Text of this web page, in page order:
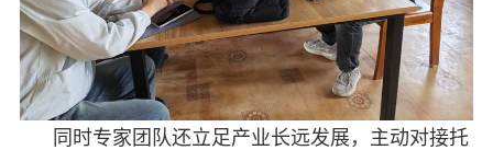
同时专家团队还立足产业长远发展，主动对接托